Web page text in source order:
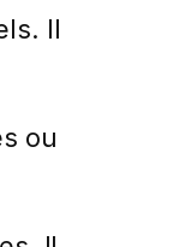
Il
ou